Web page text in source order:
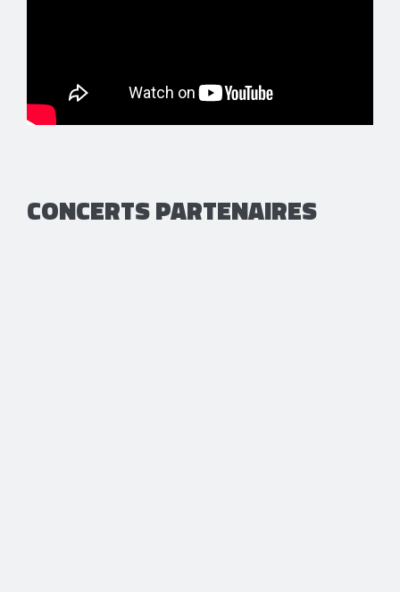
CONCERTS PARTENAIRES